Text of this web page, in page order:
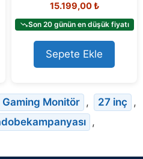
o
t
o
f
5
15.199,00₺
Son 20 günün en düşük fiyatı
Sepete Ekle
Gaming Monitör , 27 inç ,
,